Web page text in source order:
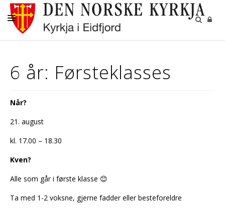
DÅP
GRAVFERD
6 år: Førsteklasses
Når?
21. august
kl. 17.00 – 18.30
Kven?
Alle som går i første klasse 😊
Ta med 1-2 voksne, gjerne fadder eller besteforeldre